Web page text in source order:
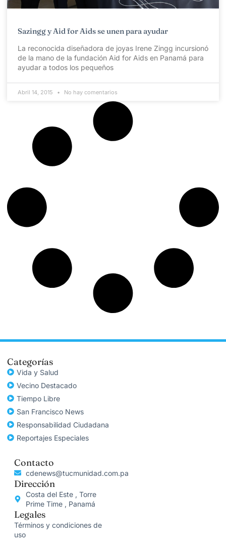
Sazingg y Aid for Aids se unen para ayudar
La reconocida diseñadora de joyas Irene Zingg incursionó
de la mano de la fundación Aid for Aids en Panamá para
ayudar a todos los pequeños
Abril 14, 2015 No hay comentarios
Categorías
Vida y Salud
Vecino Destacado
Tiempo Libre
San Francisco News
Responsabilidad Ciudadana
Reportajes Especiales
Contacto
cdenews@tucmunidad.com.pa
Dirección
Costa del Este , Torre
Prime Time , Panamá
Legales
Términos y condiciones de
uso